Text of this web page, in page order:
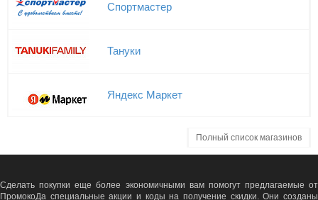
Спортмастер
Тануки
Яндекс Маркет
Полный список магазинов
Сделать покупки еще более экономичными вам помогут предлагаемые от
ПромокоДа специальные акции и коды на получение скидки. Они созданы